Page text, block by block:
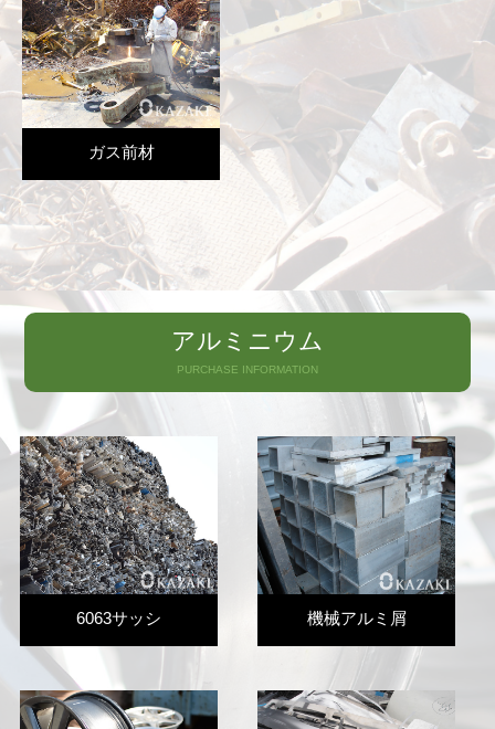
ガス前材
アルミニウム
PURCHASE INFORMATION
6063サッシ 機械アルミ屑